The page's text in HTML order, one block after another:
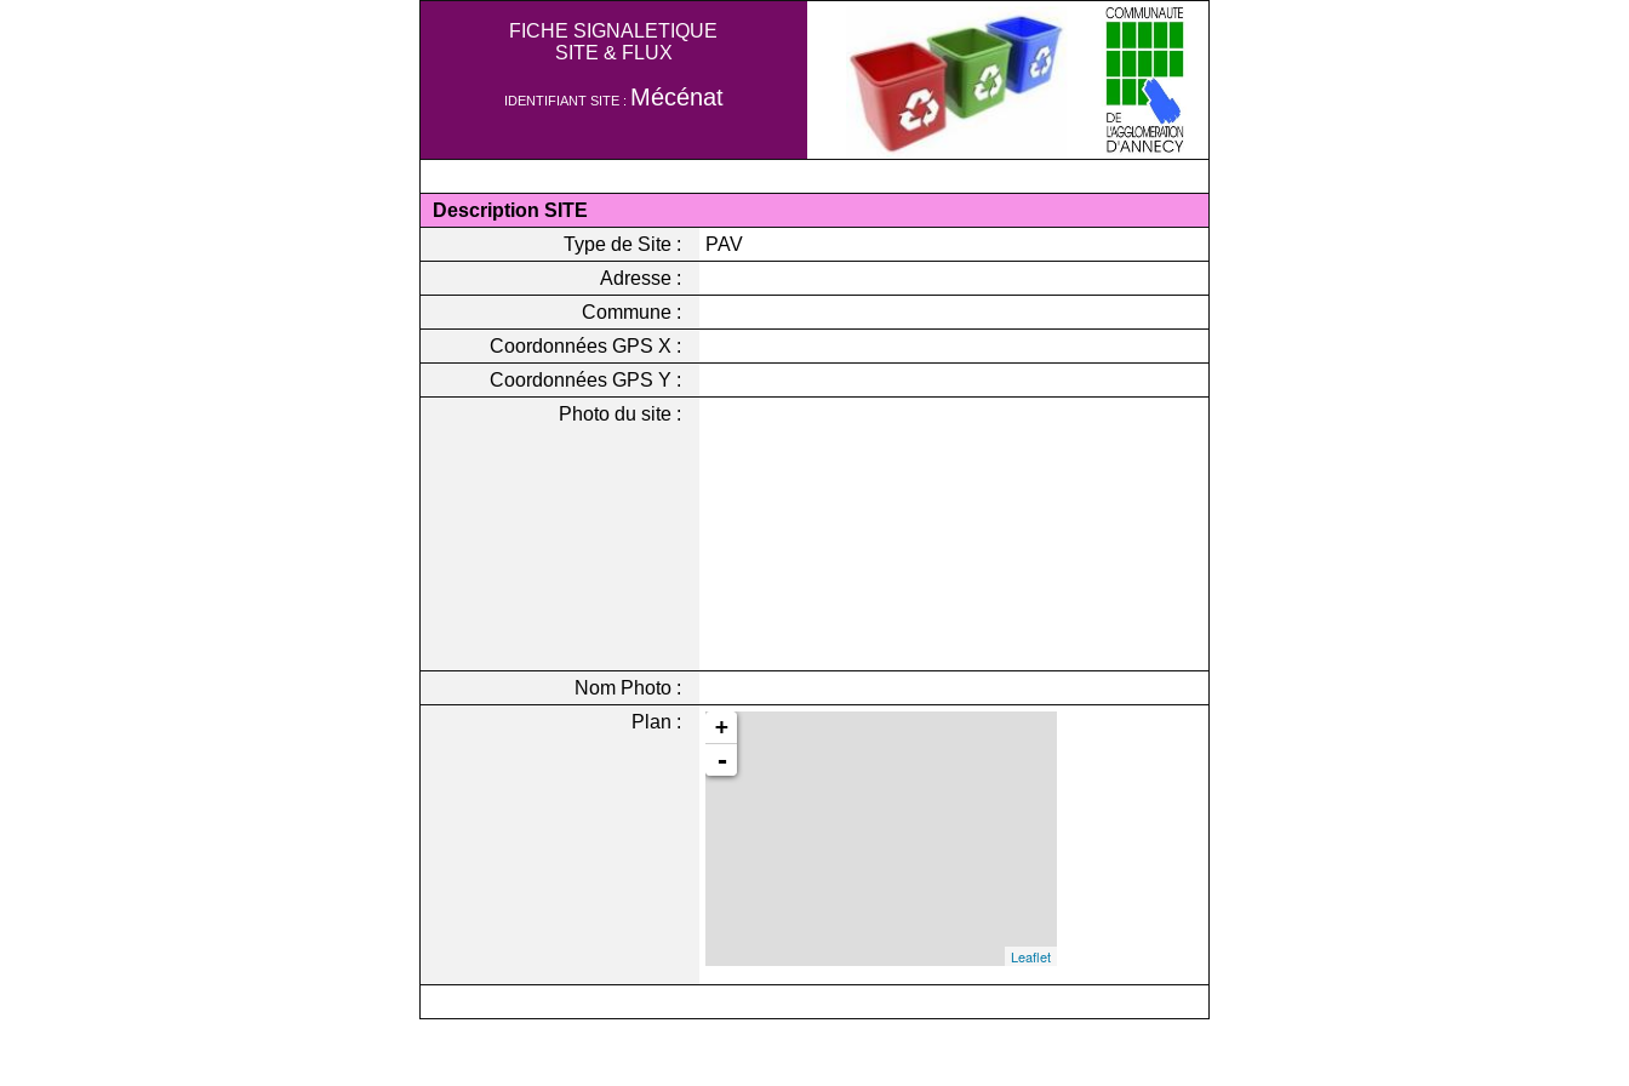
FICHE SIGNALETIQUE
SITE & FLUX
IDENTIFIANT SITE : Mécénat
Description SITE
Type de Site :
PAV
Adresse :
Commune :
Coordonnées GPS X :
Coordonnées GPS Y :
Photo du site :
Nom Photo :
Plan :
+
-
Leaflet